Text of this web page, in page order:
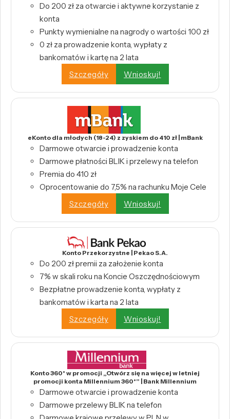
Do 200 zł za otwarcie i aktywne korzystanie z
konta
Punkty wymienialne na nagrody o wartości 100 zł
0 zł za prowadzenie konta, wypłaty z
bankomatów i kartę na 2 lata
Szczegóły
Wnioskuj!
eKonto dla młodych (18-24) z zyskiem do 410 zł | mBank
Darmowe otwarcie i prowadzenie konta
Darmowe płatności BLIK i przelewy na telefon
Premia do 410 zł
Oprocentowanie do 7,5% na rachunku Moje Cele
Szczegóły
Wnioskuj!
Konto Przekorzystne | Pekao S.A.
Do 200 zł premii za założenie konta
7% w skali roku na Koncie Oszczędnościowym
Bezpłatne prowadzenie konta, wypłaty z
bankomatów i karta na 2 lata
Szczegóły
Wnioskuj!
Konto 360° w promocji „Otwórz się na więcej w letniej
promocji konta Millennium 360°” | Bank Millennium
Darmowe otwarcie i prowadzenie konta
Darmowe przelewy BLIK na telefon